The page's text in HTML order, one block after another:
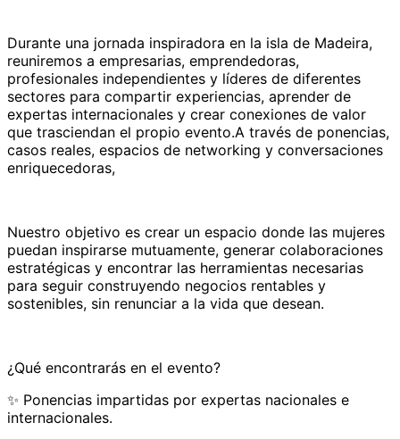
Durante una jornada inspiradora en la isla de Madeira,
reuniremos a empresarias, emprendedoras,
profesionales independientes y líderes de diferentes
sectores para compartir experiencias, aprender de
expertas internacionales y crear conexiones de valor
que trasciendan el propio evento.A través de ponencias,
casos reales, espacios de networking y conversaciones
enriquecedoras,
Nuestro objetivo es crear un espacio donde las mujeres
puedan inspirarse mutuamente, generar colaboraciones
estratégicas y encontrar las herramientas necesarias
para seguir construyendo negocios rentables y
sostenibles, sin renunciar a la vida que desean.
¿Qué encontrarás en el evento?
✨ Ponencias impartidas por expertas nacionales e
internacionales.